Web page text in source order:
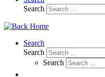
Search
Search
Search
Search